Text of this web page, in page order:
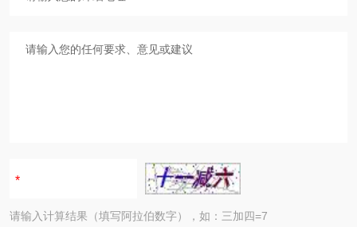
请输入计算结果（填写阿拉伯数字），如：三加四=7